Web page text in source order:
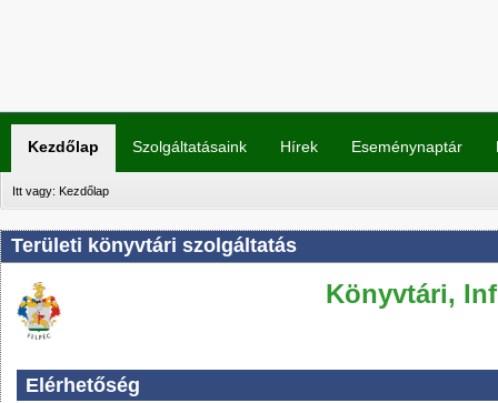
Kezdőlap Szolgáltatásaink Hírek Eseménynaptár
Itt vagy: Kezdőlap
Területi könyvtári szolgáltatás
Könyvtári,
Elérhetőség